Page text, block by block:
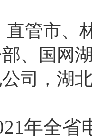
直管市、
、国网
司，湖
年全